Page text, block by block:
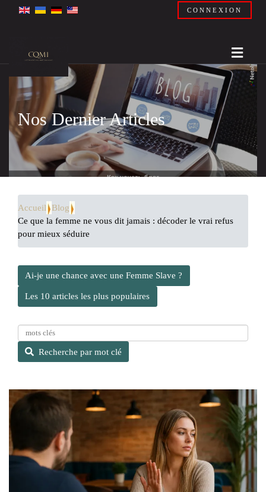
CONNEXION
Nos Dernier Articles
Accueil
Blog
Ce que la femme ne vous dit jamais : décoder le vrai refus
pour mieux séduire
Ai-je une chance avec une Femme Slave ?
Les 10 articles les plus populaires
e
p
Recherche par mot clé